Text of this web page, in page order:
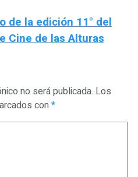
de la edición 11° del
Cine de las Alturas
no será publicada. Los
con*